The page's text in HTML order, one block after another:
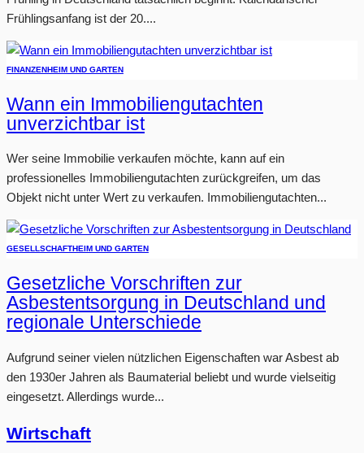
Frühlingsanfang ist der 20....
FINANZENHEIM UND GARTEN
Wann ein Immobiliengutachten
unverzichtbar ist
Wer seine Immobilie verkaufen möchte, kann auf ein
professionelles Immobiliengutachten zurückgreifen, um das
Objekt nicht unter Wert zu verkaufen. Immobiliengutachten...
GESELLSCHAFTHEIM UND GARTEN
Gesetzliche Vorschriften zur
Asbestentsorgung in Deutschland und
regionale Unterschiede
Aufgrund seiner vielen nützlichen Eigenschaften war Asbest ab
den 1930er Jahren als Baumaterial beliebt und wurde vielseitig
eingesetzt. Allerdings wurde...
Wirtschaft